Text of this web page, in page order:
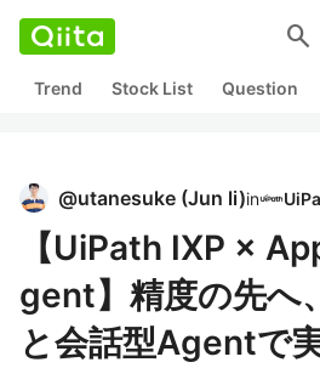
search
Trend Stock List Question
@utanesuke (Jun li)in
【UiPath IXP ×
gent】精度の先へ
と会話型Agentで